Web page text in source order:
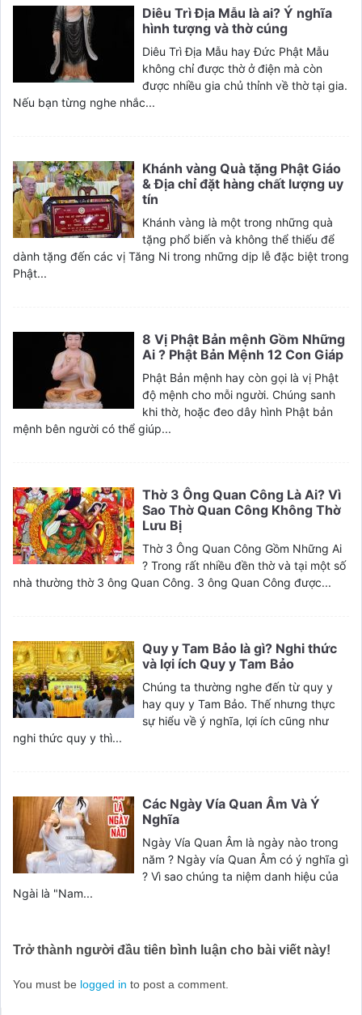
Diêu Trì Địa Mẫu là ai? Ý nghĩa
hình tượng và thờ cúng
Diêu Trì Địa Mẫu hay Đức Phật Mẫu
không chỉ được thờ ở điện mà còn
được nhiều gia chủ thỉnh về thờ tại gia.
Nếu bạn từng nghe nhắc...
Khánh vàng Quà tặng Phật Giáo
& Địa chỉ đặt hàng chất lượng uy
tín
Khánh vàng là một trong những quà
tặng phổ biến và không thể thiếu để
dành tặng đến các vị Tăng Ni trong những dịp lễ đặc biệt trong
Phật...
8 Vị Phật Bản mệnh Gồm Những
Ai ? Phật Bản Mệnh 12 Con Giáp
Phật Bản mệnh hay còn gọi là vị Phật
độ mệnh cho mỗi người. Chúng sanh
khi thờ, hoặc đeo dây hình Phật bản
mệnh bên người có thể giúp...
Thờ 3 Ông Quan Công Là Ai? Vì
Sao Thờ Quan Công Không Thờ
Lưu Bị
Thờ 3 Ông Quan Công Gồm Những Ai
? Trong rất nhiều đền thờ và tại một số
nhà thường thờ 3 ông Quan Công. 3 ông Quan Công được...
Quy y Tam Bảo là gì? Nghi thức
và lợi ích Quy y Tam Bảo
Chúng ta thường nghe đến từ quy y
hay quy y Tam Bảo. Thế nhưng thực
sự hiểu về ý nghĩa, lợi ích cũng như
nghi thức quy y thì...
Các Ngày Vía Quan Âm Và Ý
Nghĩa
Ngày Vía Quan Âm là ngày nào trong
năm ? Ngày vía Quan Âm có ý nghĩa gì
? Vì sao chúng ta niệm danh hiệu của
Ngài là "Nam...
Trở thành người đầu tiên bình luận cho bài viết này!
You must be logged in to post a comment.